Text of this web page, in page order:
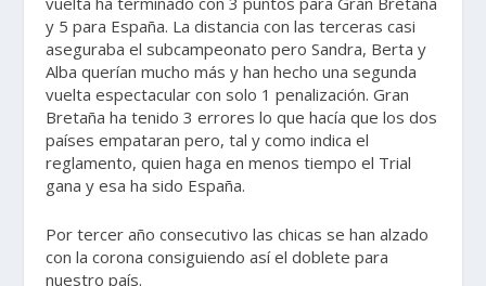
y 5 para España. La distancia con las terceras casi
aseguraba el subcampeonato pero Sandra, Berta y
Alba querían mucho más y han hecho una segunda
vuelta espectacular con solo 1 penalización. Gran
Bretaña ha tenido 3 errores lo que hacía que los dos
países empataran pero, tal y como indica el
reglamento, quien haga en menos tiempo el Trial
gana y esa ha sido España.
Por tercer año consecutivo las chicas se han alzado
con la corona consiguiendo así el doblete para
nuestro país.